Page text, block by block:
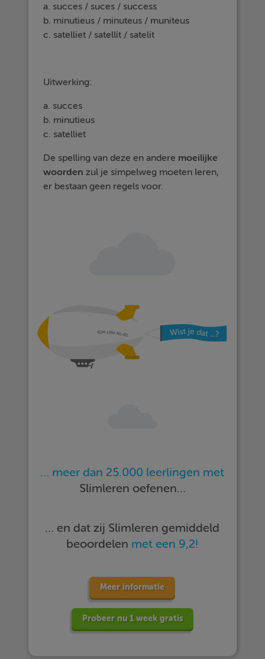
a. succes / suces / success
b. minutieus / minuteus / muniteus
c. satelliet / satellit / satelit
Uitwerking:
a. succes
b. minutieus
c. satelliet
De spelling van deze en andere moeilijke
woorden zul je simpelweg moeten leren,
er bestaan geen regels voor.
… meer dan 25.000 leerlingen met
Slimleren oefenen…
… en dat zij Slimleren gemiddeld
beoordelen met een 9,2!
Meer informatie
Probeer nu 1 week gratis